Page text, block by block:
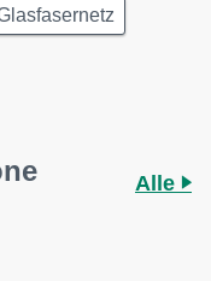
Alle